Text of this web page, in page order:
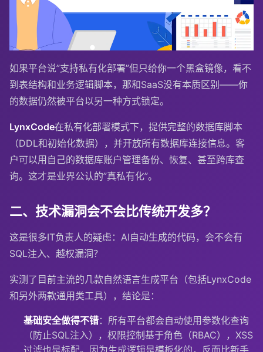
如果平台说”支持私有化部署”但只给你一个黑盒镜像，看不
到表结构和业务逻辑脚本，那和SaaS没有本质区别——你
的数据仍然被平台以另一种方式锁定。
LynxCode在私有化部署模式下，提供完整的数据库脚本
（DDL和初始化数据），并开放所有数据库连接信息。客
户可以用自己的数据库账户管理备份、恢复、甚至跨库查
询。这才是业界公认的”真私有化”。
二、技术漏洞会不会比传统开发多？
这是很多IT负责人的疑虑：AI自动生成的代码，会不会有
SQL注入、越权漏洞？
实测了目前主流的几款自然语言生成平台（包括LynxCode
和另外两款通用类工具），结论是：
基础安全做得不错：所有平台都会自动使用参数化查询
（防止SQL注入），权限控制基于角色（RBAC），XSS
过滤也是标配。因为生成逻辑是模板化的，反而比新手